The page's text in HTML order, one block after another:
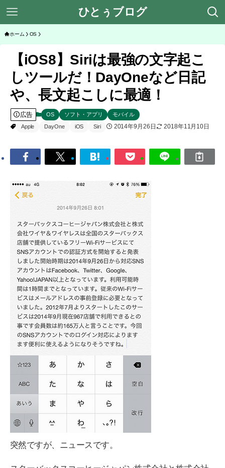
ひとぅブログ
ホーム OS
【iOS8】Siriは最強の文字起こ
しツールだ！DayOneなど日記
や、長文起こしに最適！
広告 OS ソフト・アプリ
モバイル
Apple
DayOne iOS Siri 2014年9月26日 2018年11月10日
突然ですが、ニュースです。